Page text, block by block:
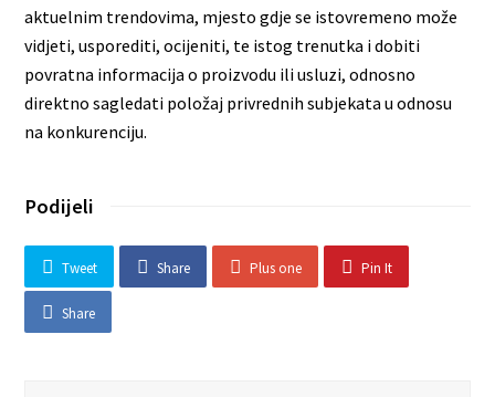
aktuelnim trendovima, mjesto gdje se istovremeno može
vidjeti, usporediti, ocijeniti, te istog trenutka i dobiti
povratna informacija o proizvodu ili usluzi, odnosno
direktno sagledati položaj privrednih subjekata u odnosu
na konkurenciju.
Podijeli
Tweet Share Plus one Pin It
Share